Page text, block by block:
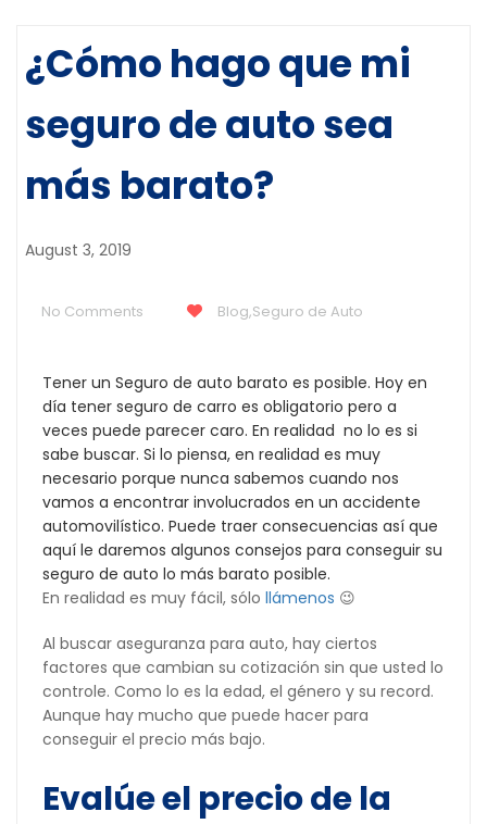
¿Cómo hago que mi
seguro de auto sea
más barato?
August 3, 2019
No Comments Blog,Seguro de Auto
Tener un Seguro de auto barato es posible. Hoy en
día tener seguro de carro es obligatorio pero a
veces puede parecer caro. En realidad no lo es si
sabe buscar. Si lo piensa, en realidad es muy
necesario porque nunca sabemos cuando nos
vamos a encontrar involucrados en un accidente
automovilístico. Puede traer consecuencias así que
aquí le daremos algunos consejos para conseguir su
seguro de auto lo más barato posible.
En realidad es muy fácil, sólo llámenos 😉
Al buscar aseguranza para auto, hay ciertos
factores que cambian su cotización sin que usted lo
controle. Como lo es la edad, el género y su record.
Aunque hay mucho que puede hacer para
conseguir el precio más bajo.
Evalúe el precio de la